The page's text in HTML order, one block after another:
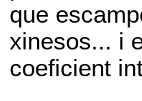
que
xinesos... i
coeficient